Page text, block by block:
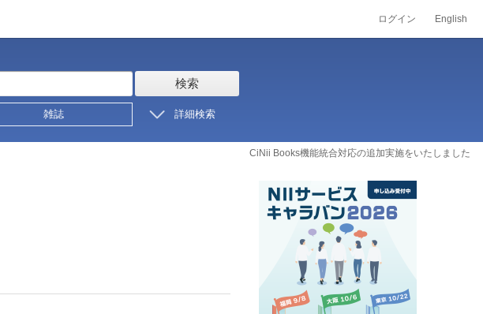
ログイン English
検索
雑誌 詳細検索
CiNii Books機能統合対応の追加実施をいたしました